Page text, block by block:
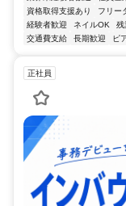
資格取得支援あり
フリー
経験者歓迎
ネイルOK 残
交通費支給
長期歓迎 ピ
正社員